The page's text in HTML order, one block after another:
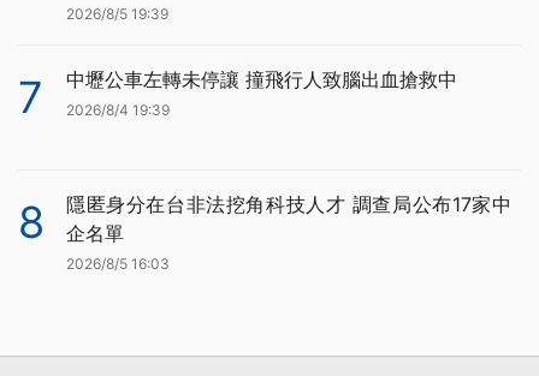
2026/8/5 19:39
7 中壢公車左轉未停讓 撞飛行人致腦出血搶救中
2026/8/4 19:39
8
隱匿身分在台非法挖角科技人才 調查局公布17家中
企名單
2026/8/5 16:03